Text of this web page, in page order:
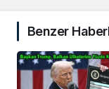
Benzer